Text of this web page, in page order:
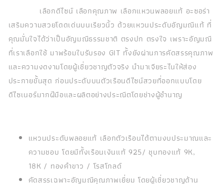
เลือกดีไซน์ เลือกคุณภาพ เลือกแหวนพลอยแท้ อะซอร่า
เสริมความสวยโดดเด่นบนเรียวนิ้ว ด้วยแหวนประดับอัญมณีแท้ ที่
คุณมั่นใจได้ว่าเป็นอัญมณีธรรมชาติ ตรงปก ตรงใจ เพราะอัญมณี
ที่เราเลือกใช้ มาพร้อมใบรับรอง GIT ทั้งยังผ่านการคัดสรรคุณภาพ
และความงดงามโดยผู้เชี่ยวชาญตัวจริง นำมาเจียระไนให้ส่อง
ประกายขั้นสุด ก่อนประดับบนตัวเรือนดีไซน์สวยที่ออกแบบโดย
ดีไซเนอร์มากฝีมือและผลิตอย่างประณีตโดยช่างผู้ชำนาญ
แหวนประดับพลอยแท้ เลือกตัวเรือนได้ตามงบประมาณและ
ความชอบ โดยมีทั้งเรือนเงินแท้ 925/ ชุบทองแท้ 9K,
18K / ทองคำขาว / โรสโกลด์
คัดสรรเฉพาะอัญมณีคุณภาพเยี่ยม โดยผู้เชี่ยวชาญด้าน